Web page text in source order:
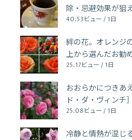
除・忌避効果が狙
40.53ビュー / 1日
絆の花。オレンジ
上から選んだお勧
25.17ビュー / 1日
おおらかにつきあ
ド・ダ・ヴィンチ
25.08ビュー / 1日
冷静と情熱が混じ